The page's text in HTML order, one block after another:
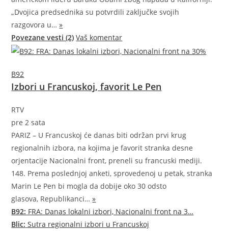
„Dvojica predsednika su potvrdili zaključke svojih
razgovora u…»
Povezane vesti (2) Vaš komentar
B92
Izbori u Francuskoj, favorit Le Pen
RTV
pre 2 sata
PARIZ – U Francuskoj će danas biti održan prvi krug
regionalnih izbora, na kojima je favorit stranka desne
orjentacije Nacionalni front, preneli su francuski mediji.
148. Prema poslednjoj anketi, sprovedenoj u petak, stranka
Marin Le Pen bi mogla da dobije oko 30 odsto
glasova, Republikanci…»
B92: FRA: Danas lokalni izbori, Nacionalni front na 3…
Blic: Sutra regionalni izbori u Francuskoj